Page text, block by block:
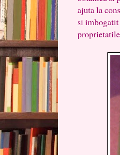
ajuta la
si imbogatit